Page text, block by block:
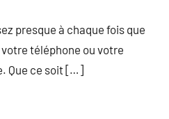
presque à chaque fois que
téléphone ou votre
Que ce soit […]